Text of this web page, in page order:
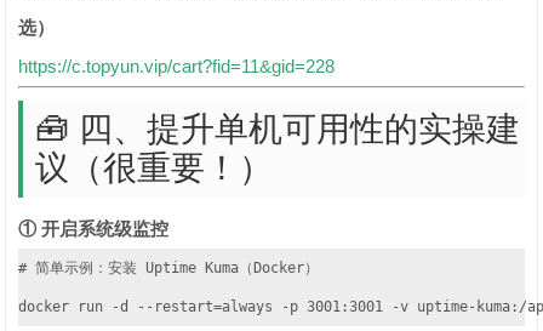
选）
https://c.topyun.vip/cart?fid=11&gid=228
🧰 四、提升单机可用性的实操建
议（很重要！）
① 开启系统级监控
# 简单示例：安装 Uptime Kuma（Docker）
docker run -d --restart=always -p 3001:3001 -v uptime-